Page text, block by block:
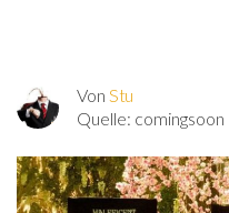
Von Stu
Quelle: comingsoon